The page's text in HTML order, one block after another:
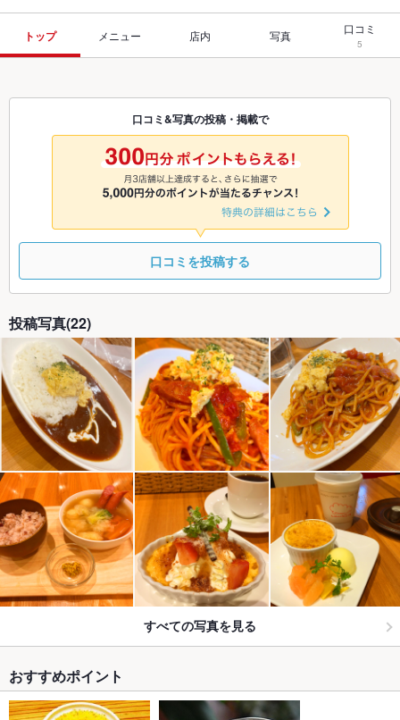
トップ メニュー 店内 写真 口コミ
5
口コミ&写真の投稿・掲載で
口コミを投稿する
投稿写真(22)
すべての写真を見る
おすすめポイント